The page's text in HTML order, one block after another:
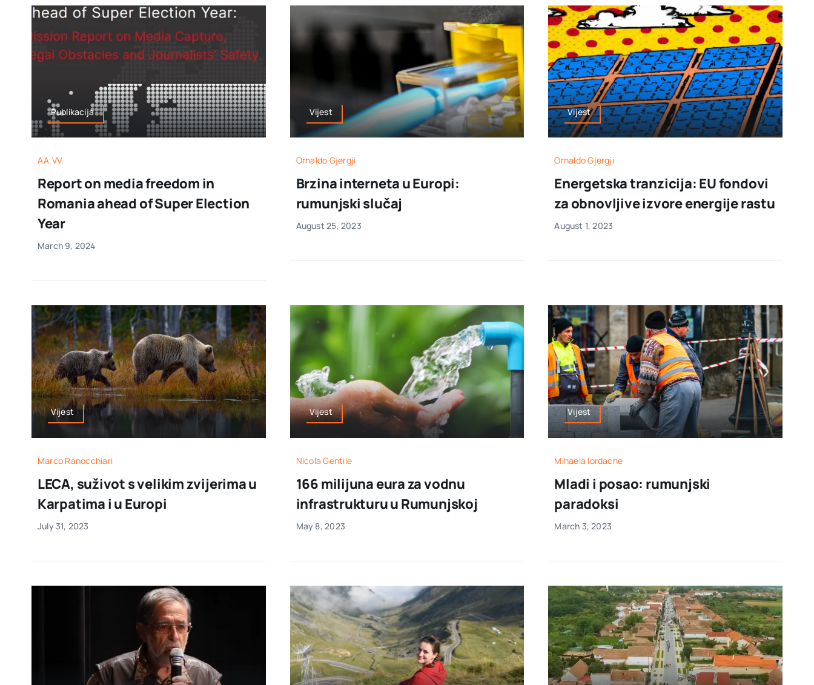
Publikacija
AA.VV.
Report on media freedom in
Romania ahead of Super Election
Year
March 9, 2024
Vijest
Ornaldo Gjergji
Brzina interneta u Europi:
rumunjski slučaj
August 25, 2023
Vijest
Ornaldo Gjergji
Energetska tranzicija: EU fondovi
za obnovljive izvore energije rastu
August 1, 2023
Vijest
Marco Ranocchiari
LECA, suživot s velikim zvijerima u
Karpatima i u Europi
July 31, 2023
Vijest
Nicola Gentile
166 milijuna eura za vodnu
infrastrukturu u Rumunjskoj
May 8, 2023
Vijest
Mihaela Iordache
Mladi i posao: rumunjski
paradoksi
March 3, 2023